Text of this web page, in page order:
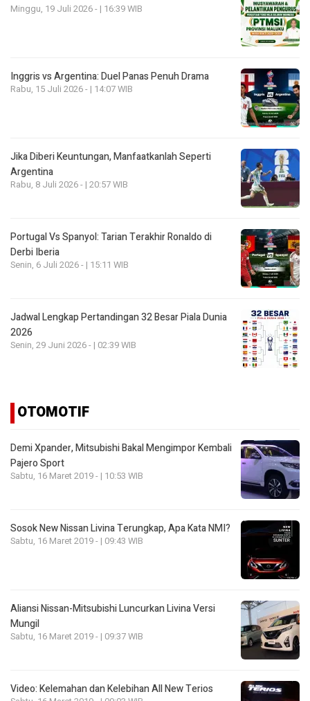
Minggu, 19 Juli 2026 - | 16:39 WIB
Inggris vs Argentina: Duel Panas Penuh Drama
Rabu, 15 Juli 2026 - | 14:07 WIB
Jika Diberi Keuntungan, Manfaatkanlah Seperti
Argentina
Rabu, 8 Juli 2026 - | 20:57 WIB
Portugal Vs Spanyol: Tarian Terakhir Ronaldo di
Derbi Iberia
Senin, 6 Juli 2026 - | 15:11 WIB
Jadwal Lengkap Pertandingan 32 Besar Piala Dunia
2026
Senin, 29 Juni 2026 - | 02:39 WIB
OTOMOTIF
Demi Xpander, Mitsubishi Bakal Mengimpor Kembali
Pajero Sport
Sabtu, 16 Maret 2019 - | 10:53 WIB
Sosok New Nissan Livina Terungkap, Apa Kata NMI?
Sabtu, 16 Maret 2019 - | 09:43 WIB
Aliansi Nissan-Mitsubishi Luncurkan Livina Versi
Mungil
Sabtu, 16 Maret 2019 - | 09:37 WIB
Video: Kelemahan dan Kelebihan All New Terios